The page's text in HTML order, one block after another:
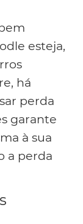
esteja,
há
perda
garante
à sua
a perda